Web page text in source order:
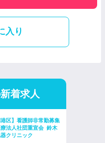
入り
着求人
港区】看護師非常勤募集
法人社団重宣会 鈴木
クリニック